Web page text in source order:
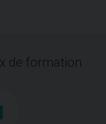
de formation